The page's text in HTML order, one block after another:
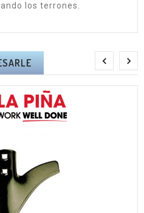
los terrones.
 